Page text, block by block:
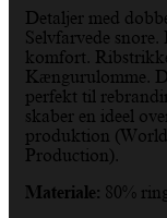
Detaljer med
Selvfarvede
komfort.
Kængurulomme.
perfekt til
skaber en ideel
produktion
Production).
Materiale: 80%